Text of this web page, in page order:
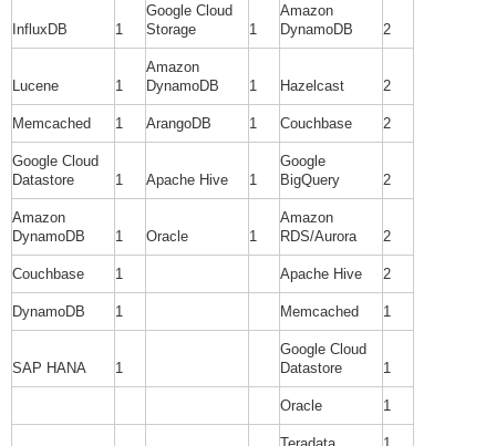
InfluxDB 1
Google Cloud
Storage
1
Amazon
DynamoDB
2
Lucene 1
Amazon
DynamoDB
1 Hazelcast 2
Memcached 1 ArangoDB 1 Couchbase 2
Google Cloud
Datastore
1 Apache Hive 1
Google
BigQuery
2
Amazon
DynamoDB
1 Oracle 1
Amazon
RDS/Aurora
2
Couchbase 1 Apache Hive 2
DynamoDB 1 Memcached 1
SAP HANA 1
Google Cloud
Datastore
1
Oracle 1